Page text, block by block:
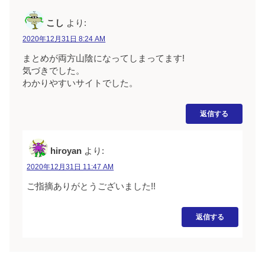
こし より:
2020年12月31日 8:24 AM
まとめが両方山陰になってしまってます!
気づきでした。
わかりやすいサイトでした。
返信する
hiroyan より:
2020年12月31日 11:47 AM
ご指摘ありがとうございました!!
返信する